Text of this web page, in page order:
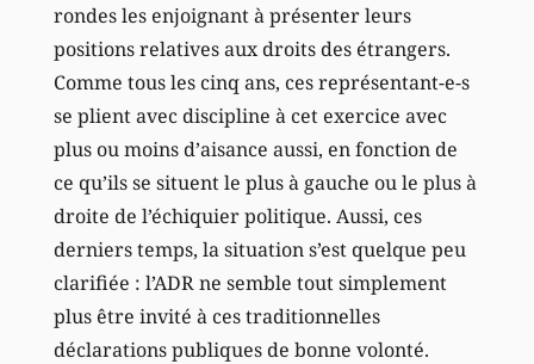
rondes les enjoignant à présenter leurs
positions relatives aux droits des étrangers.
Comme tous les cinq ans, ces représentant-e-s
se plient avec discipline à cet exercice avec
plus ou moins d’aisance aussi, en fonction de
ce qu’ils se situent le plus à gauche ou le plus à
droite de l’échiquier politique. Aussi, ces
derniers temps, la situation s’est quelque peu
clarifiée : l’ADR ne semble tout simplement
plus être invité à ces traditionnelles
déclarations publiques de bonne volonté.